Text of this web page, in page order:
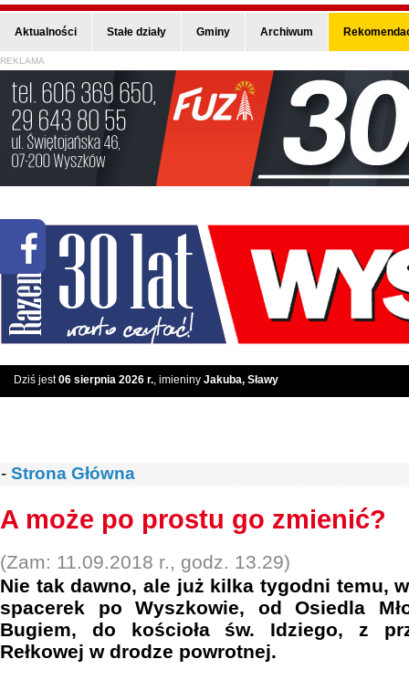
Aktualności Stałe działy Gminy Archiwum
REKLAMA
Dziś jest06 sierpnia 2026 r., imieniny Jakuba, Sławy
- Strona Główna
A może po prostu go zmienić?
(Zam: 11.09.2018 r., godz. 13.29)
Nie tak dawno, ale już kilka tygodni temu,
spacerek po Wyszkowie, od Osiedla
Bugiem, do kościoła św. Idziego, z
Rełkowej w drodze powrotnej.